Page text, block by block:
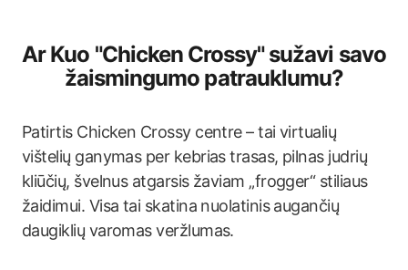
Ar Kuo "Chicken Crossy" sužavi savo
žaismingumo patrauklumu?
Patirtis Chicken Crossy centre – tai virtualių
vištelių ganymas per kebrias trasas, pilnas judrių
kliūčių, švelnus atgarsis žaviam „frogger“ stiliaus
žaidimui. Visa tai skatina nuolatinis augančių
daugiklių varomas veržlumas.